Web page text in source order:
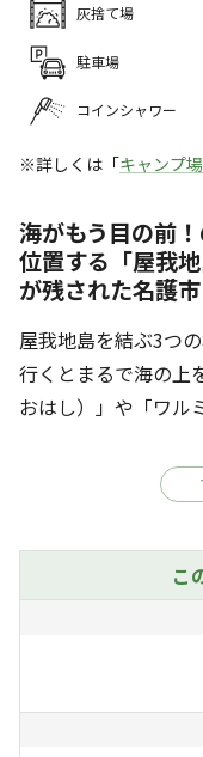
灰捨て場
駐車場
コインシャワー
※詳しくは「キャンプ
海がもう目の前
位置する「屋我
が残された名護市
屋我地島を結ぶ3つ
行くとまるで海の上
おはし）」や「ワル
海岸で干潮時のみ
島にも行けるかも！
キャンプはもちろ
テントレンタルな
シーカヤックのレン
てみてはいかがです
こ